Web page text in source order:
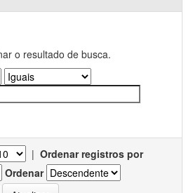
o resultado de busca.
| Ordenar registros por
Ordenar